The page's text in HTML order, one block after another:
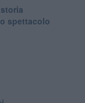
spettacolo